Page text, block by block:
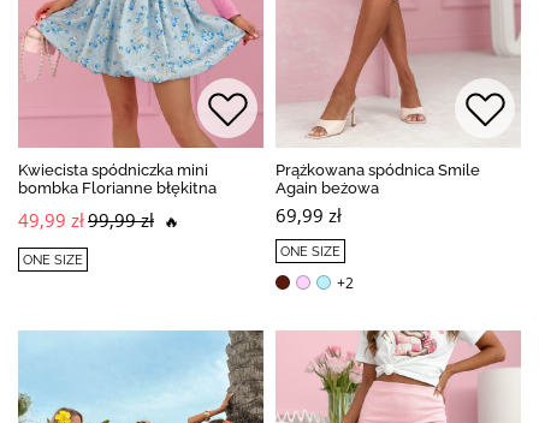
Kwiecista spódniczka mini
bombka Florianne błękitna
49,99 zł99,99 zł 🔥
ONE SIZE
Prążkowana spódnica Smile
Again beżowa
69,99 zł
ONE SIZE
+2